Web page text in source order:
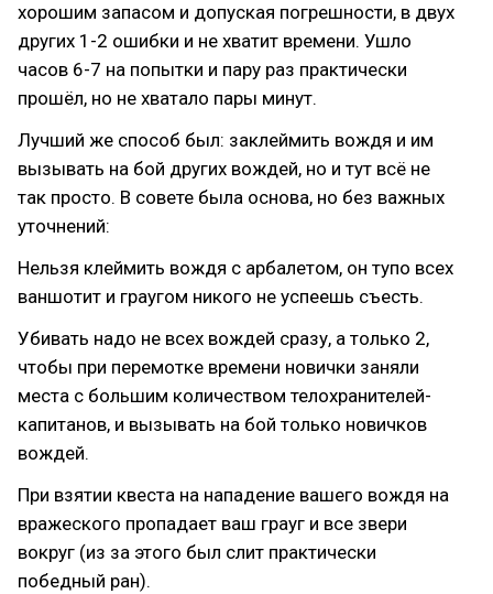
хорошим запасом и допуская погрешности, в двух
других 1-2 ошибки и не хватит времени. Ушло
часов 6-7 на попытки и пару раз практически
прошёл, но не хватало пары минут.
Лучший же способ был: заклеймить вождя и им
вызывать на бой других вождей, но и тут всё не
так просто. В совете была основа, но без важных
уточнений:
Нельзя клеймить вождя с арбалетом, он тупо всех
ваншотит и граугом никого не успеешь съесть.
Убивать надо не всех вождей сразу, а только 2,
чтобы при перемотке времени новички заняли
места с большим количеством телохранителей-
капитанов, и вызывать на бой только новичков
вождей.
При взятии квеста на нападение вашего вождя на
вражеского пропадает ваш грауг и все звери
вокруг (из за этого был слит практически
победный ран).